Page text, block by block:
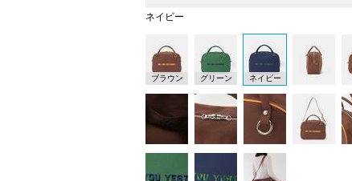
ネイビー
ブラウン グリーン ネイビー